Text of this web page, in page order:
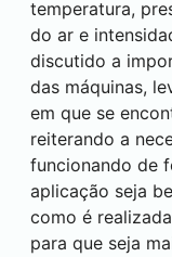
temperatura,
do ar e
discutido a
das máquinas,
em que se
reiterando a
funcionando de
aplicação seja
como é
para que seja